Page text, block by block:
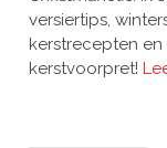
versiertips,
kerstrecepten en
kerstvoorpret!